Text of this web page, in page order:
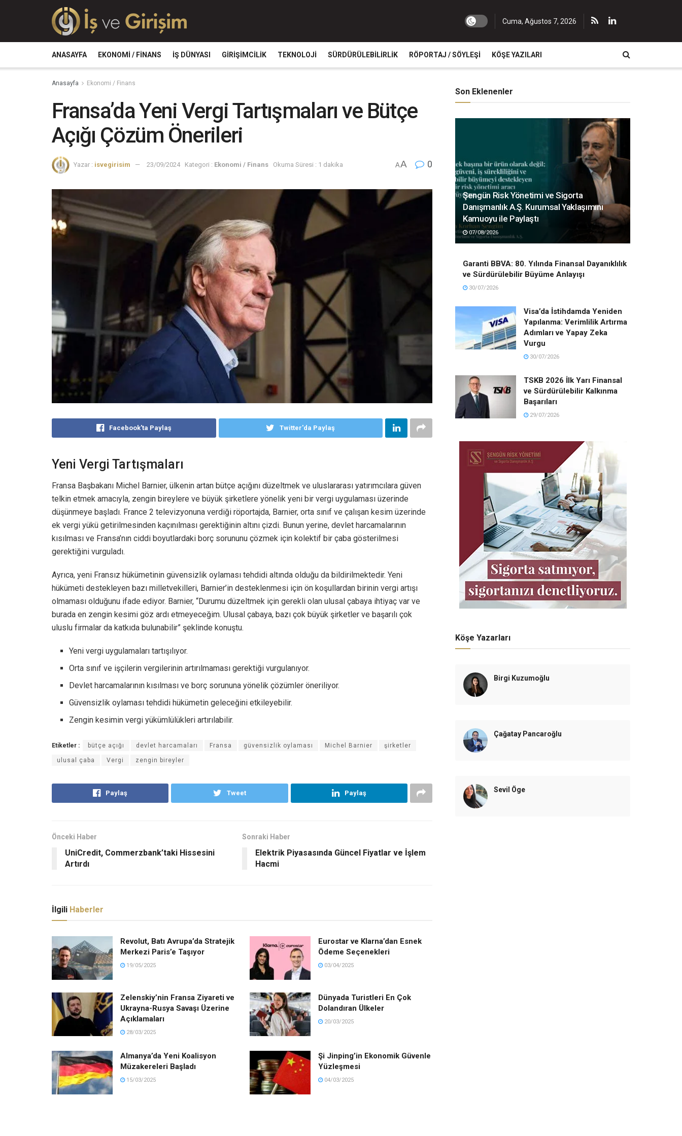
Cuma, Ağustos 7, 2026
ANASAYFA EKONOMI / FINANS İŞ DÜNYASI GIRIŞIMCILIK TEKNOLOJI SÜRDÜRÜLEBILIRLIK RÖPORTAJ / SÖYLEŞI KÖŞE YAZILARI
Anasayfa Ekonomi / Finans
Fransa’da Yeni Vergi Tartışmaları ve Bütçe
Açığı Çözüm Önerileri
Yazar : isvegirisim 23/09/2024 Kategori : Ekonomi / Finans Okuma Süresi : 1 dakika AA 0
Facebook'ta Paylaş Twitter'da Paylaş
Yeni Vergi Tartışmaları
Fransa Başbakanı Michel Barnier, ülkenin artan bütçe açığını düzeltmek ve uluslararası yatırımcılara güven
telkin etmek amacıyla, zengin bireylere ve büyük şirketlere yönelik yeni bir vergi uygulaması üzerinde
düşünmeye başladı. France 2 televizyonuna verdiği röportajda, Barnier, orta sınıf ve çalışan kesim üzerinde
ek vergi yükü getirilmesinden kaçınılması gerektiğinin altını çizdi. Bunun yerine, devlet harcamalarının
kısılması ve Fransa’nın ciddi boyutlardaki borç sorununu çözmek için kolektif bir çaba gösterilmesi
gerektiğini vurguladı.
Ayrıca, yeni Fransız hükümetinin güvensizlik oylaması tehdidi altında olduğu da bildirilmektedir. Yeni
hükümeti destekleyen bazı milletvekilleri, Barnier’in desteklenmesi için ön koşullardan birinin vergi artışı
olmaması olduğunu ifade ediyor. Barnier, “Durumu düzeltmek için gerekli olan ulusal çabaya ihtiyaç var ve
burada en zengin kesimi göz ardı etmeyeceğim. Ulusal çabaya, bazı çok büyük şirketler ve başarılı çok
uluslu firmalar da katkıda bulunabilir” şeklinde konuştu.
Yeni vergi uygulamaları tartışılıyor.
Orta sınıf ve işçilerin vergilerinin artırılmaması gerektiği vurgulanıyor.
Devlet harcamalarının kısılması ve borç sorununa yönelik çözümler öneriliyor.
Güvensizlik oylaması tehdidi hükümetin geleceğini etkileyebilir.
Zengin kesimin vergi yükümlülükleri artırılabilir.
Etiketler : bütçe açığı devlet harcamaları Fransa güvensizlik oylaması Michel Barnier şirketler
ulusal çaba Vergi zengin bireyler
Paylaş Tweet Paylaş
Önceki Haber
UniCredit, Commerzbank’taki Hissesini
Artırdı
Sonraki Haber
Elektrik Piyasasında Güncel Fiyatlar ve İşlem
Hacmi
İlgili Haberler
Revolut, Batı Avrupa’da Stratejik
Merkezi Paris’e Taşıyor
19/05/2025
Eurostar ve Klarna’dan Esnek
Ödeme Seçenekleri
03/04/2025
Zelenskiy’nin Fransa Ziyareti ve
Ukrayna-Rusya Savaşı Üzerine
Açıklamaları
28/03/2025
Dünyada Turistleri En Çok
Dolandıran Ülkeler
20/03/2025
Almanya’da Yeni Koalisyon
Müzakereleri Başladı
15/03/2025
Şi Jinping’in Ekonomik Güvenle
Yüzleşmesi
04/03/2025
Son Eklenenler
Şengün Risk Yönetimi ve Sigorta
Danışmanlık A.Ş. Kurumsal Yaklaşımını
Kamuoyu ile Paylaştı
07/08/2026
Garanti BBVA: 80. Yılında Finansal Dayanıklılık
ve Sürdürülebilir Büyüme Anlayışı
30/07/2026
Visa’da İstihdamda Yeniden
Yapılanma: Verimlilik Artırma
Adımları ve Yapay Zeka
Vurgu
30/07/2026
TSKB 2026 İlk Yarı Finansal
ve Sürdürülebilir Kalkınma
Başarıları
29/07/2026
Köşe Yazarları
Birgi Kuzumoğlu
Çağatay Pancaroğlu
Sevil Öge